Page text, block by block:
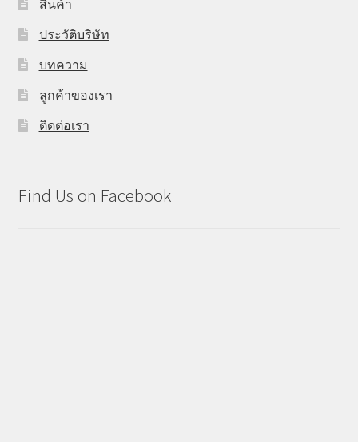
สินค้า
ประวัติบริษัท
บทความ
ลูกค้าของเรา
ติดต่อเรา
Find Us on Facebook